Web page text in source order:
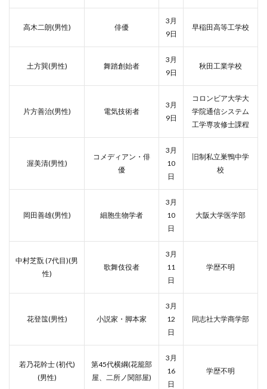
高木二朗(男性) 俳優
3月
9日
早稲田高等工学校
土方巽(男性) 舞踏創始者
3月
9日
秋田工業学校
片方善治(男性) 電気技術者
3月
9日
コロンビア大学大
学院通信システム
工学専攻修士課程
渥美清(男性)
コメディアン・俳
優
3月
10
日
旧制私立巣鴨中学
校
岡田善雄(男性) 細胞生物学者
3月
10
日
大阪大学医学部
中村芝翫 (7代目)(男
性)
歌舞伎役者
3月
11
日
学歴不明
花登筺(男性) 小説家・脚本家
3月
12
日
同志社大学商学部
若乃花幹士 (初代)
(男性)
第45代横綱(花籠部
屋、二所ノ関部屋)
3月
16
日
学歴不明